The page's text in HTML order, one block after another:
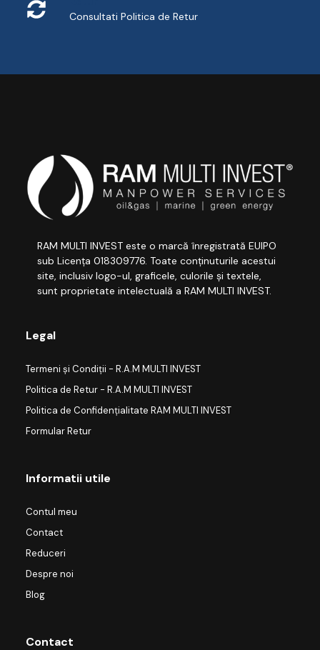
Consultati Politica de Retur
RAM MULTI INVEST este o marcă înregistrată EUIPO
sub Licența 018309776. Toate conținuturile acestui
site, inclusiv logo-ul, graficele, culorile și textele,
sunt proprietate intelectuală a RAM MULTI INVEST.
Legal
Termeni și Condiții - R.A.M MULTI INVEST
Politica de Retur - R.A.M MULTI INVEST
Politica de Confidențialitate RAM MULTI INVEST
Formular Retur
Informatii utile
Contul meu
Contact
Reduceri
Despre noi
Blog
Contact